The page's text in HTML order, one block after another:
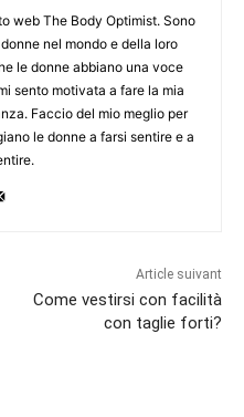
web The Body Optimist. Sono
nel mondo e della loro
le donne abbiano una voce
sento motivata a fare la mia
Faccio del mio meglio per
le donne a farsi sentire e a
Article suivant
Come vestirsi con facilità
con taglie forti?